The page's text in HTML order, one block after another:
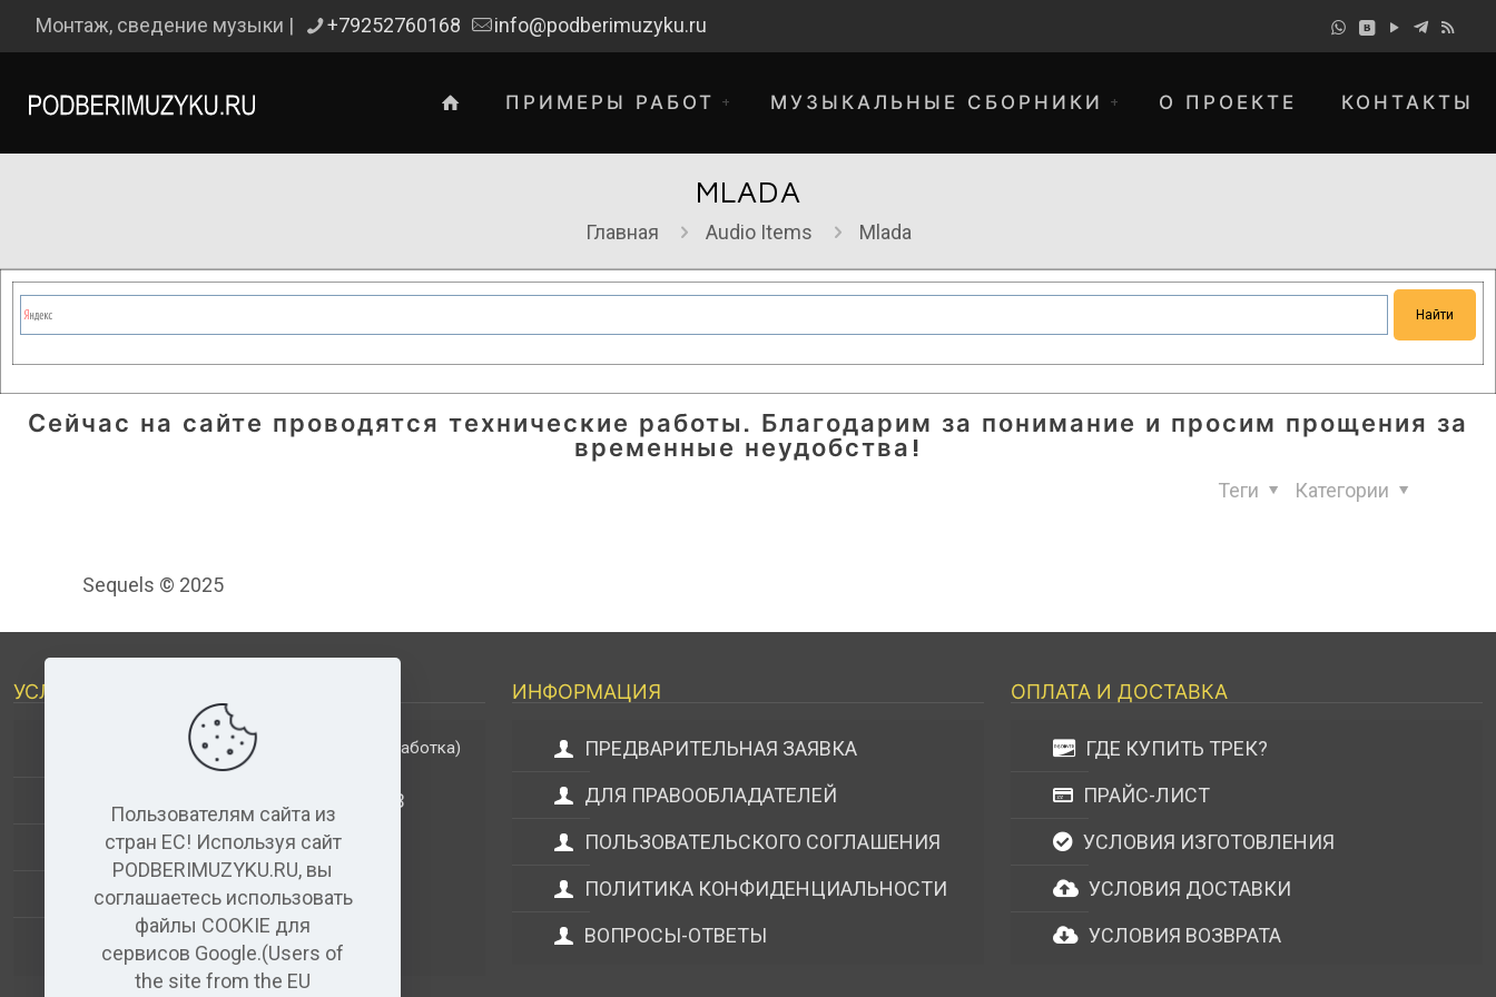
Монтаж, сведение музыки | +79252760168 info@podberimuzyku.ru
ПРИМЕРЫ РАБОТ МУЗЫКАЛЬНЫЕ СБОРНИКИ О ПРОЕКТЕ КОНТАКТЫ
MLADA
Главная Audio Items Mlada
Сейчас на сайте проводятся технические работы. Благодарим за понимание и просим прощения за
временные неудобства!
Категории
Теги
Sequels © 2025
УСЛУГИ
ДОПОЛНИТЕЛЬНЫЕ УСЛУГИ (обработка)
АНАЛИЗ МУЗЫКАЛЬНЫХ ТРЕКОВ
ВИДЕО+АУДИО
УСЛУГИ ЗВУКОЗАПИСИ
АУДИО РЕДАКТОР(бесплатный)
ИНФОРМАЦИЯ
ПРЕДВАРИТЕЛЬНАЯ ЗАЯВКА
ДЛЯ ПРАВООБЛАДАТЕЛЕЙ
ПОЛЬЗОВАТЕЛЬСКОГО СОГЛАШЕНИЯ
ПОЛИТИКА КОНФИДЕНЦИАЛЬНОСТИ
ВОПРОСЫ-ОТВЕТЫ
ОПЛАТА И ДОСТАВКА
ГДЕ КУПИТЬ ТРЕК?
ПРАЙС-ЛИСТ
УСЛОВИЯ ИЗГОТОВЛЕНИЯ
УСЛОВИЯ ДОСТАВКИ
УСЛОВИЯ ВОЗВРАТА
Пользователям сайта из
стран ЕС! Используя сайт
PODBERIMUZYKU.RU, вы
соглашаетесь использовать
файлы COOKIE для
сервисов Google.(Users of
the site from the EU